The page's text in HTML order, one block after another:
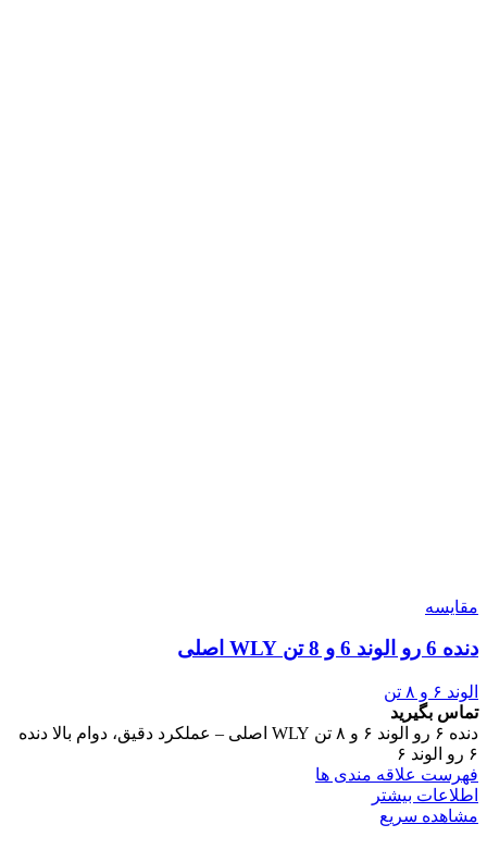
مقایسه
دنده 6 رو الوند 6 و 8 تن WLY اصلی
الوند ۶ و ۸ تن
تماس بگیرید
دنده ۶ رو الوند ۶ و ۸ تن WLY اصلی – عملکرد دقیق، دوام بالا دنده
۶ رو الوند ۶
فهرست علاقه مندی ها
اطلاعات بیشتر
مشاهده سریع